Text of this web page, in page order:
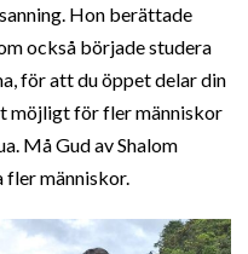
Hon berättade
också började studera
för att du öppet delar din
möjligt för fler människor
Må Gud av Shalom
fler människor.